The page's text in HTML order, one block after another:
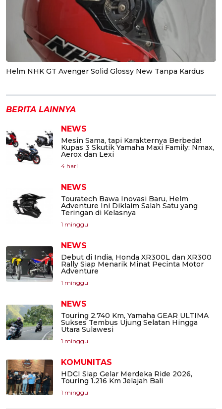
Helm NHK GT Avenger Solid Glossy New Tanpa Kardus
BERITA LAINNYA
NEWS
Mesin Sama, tapi Karakternya Berbeda!
Kupas 3 Skutik Yamaha Maxi Family: Nmax,
Aerox dan Lexi
4 hari
NEWS
Touratech Bawa Inovasi Baru, Helm
Adventure Ini Diklaim Salah Satu yang
Teringan di Kelasnya
1 minggu
NEWS
Debut di India, Honda XR300L dan XR300
Rally Siap Menarik Minat Pecinta Motor
Adventure
1 minggu
NEWS
Touring 2.740 Km, Yamaha GEAR ULTIMA
Sukses Tembus Ujung Selatan Hingga
Utara Sulawesi
1 minggu
KOMUNITAS
HDCI Siap Gelar Merdeka Ride 2026,
Touring 1.216 Km Jelajah Bali
1 minggu